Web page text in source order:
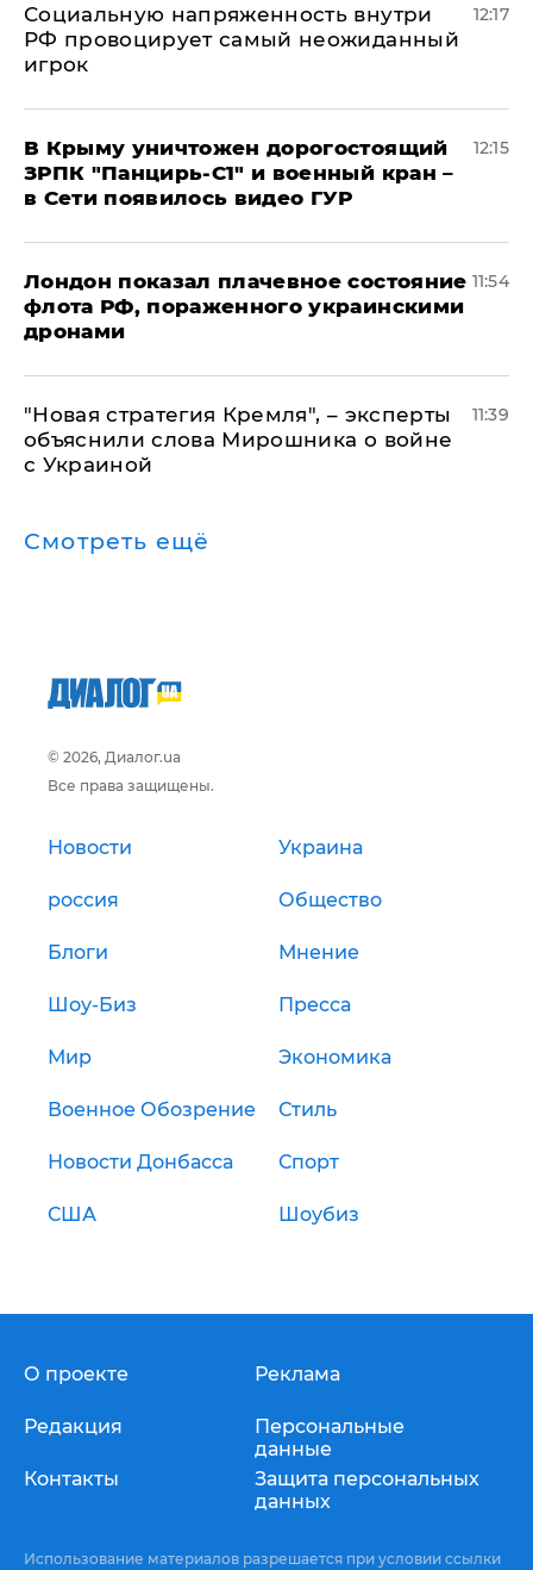
Социальную напряженность внутри
РФ провоцирует самый неожиданный
игрок
12:17
В Крыму уничтожен дорогостоящий
ЗРПК "Панцирь-С1" и военный кран –
в Сети появилось видео ГУР
12:15
Лондон показал плачевное состояние
флота РФ, пораженного украинскими
дронами
11:54
"Новая стратегия Кремля", – эксперты
объяснили слова Мирошника о войне
с Украиной
11:39
Смотреть ещё
© 2026, Диалог.ua
Все права защищены.
Новости Украина
россия Общество
Блоги Мнение
Шоу-Биз Пресса
Мир Экономика
Военное Обозрение Стиль
Новости Донбасса Спорт
США Шоубиз
О проекте
Редакция
Контакты
Реклама
Персональные
данные
Защита персональных
данных
Использование материалов разрешается при условии ссылки